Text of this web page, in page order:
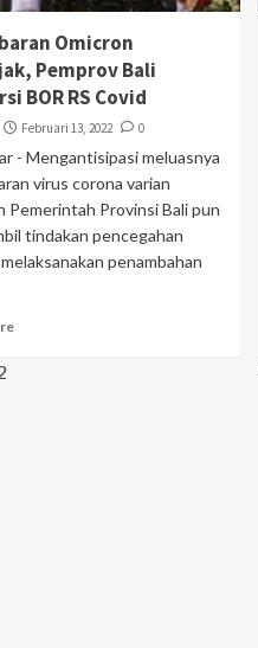
Omicron
Pemprov Bali
BOR RS Covid
Februari 13, 2022 0
- Mengantisipasi meluasnya
virus corona varian
Pemerintah Provinsi Bali pun
tindakan pencegahan
penambahan